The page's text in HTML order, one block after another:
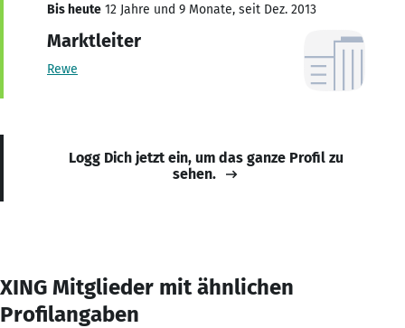
Bis heute 12 Jahre und 9 Monate, seit Dez. 2013
Marktleiter
Rewe
Logg Dich jetzt ein, um das ganze Profil zu
sehen.
XING Mitglieder mit ähnlichen
Profilangaben